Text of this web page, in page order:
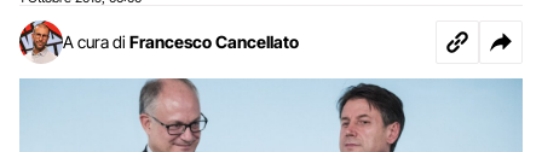
A cura di Francesco Cancellato